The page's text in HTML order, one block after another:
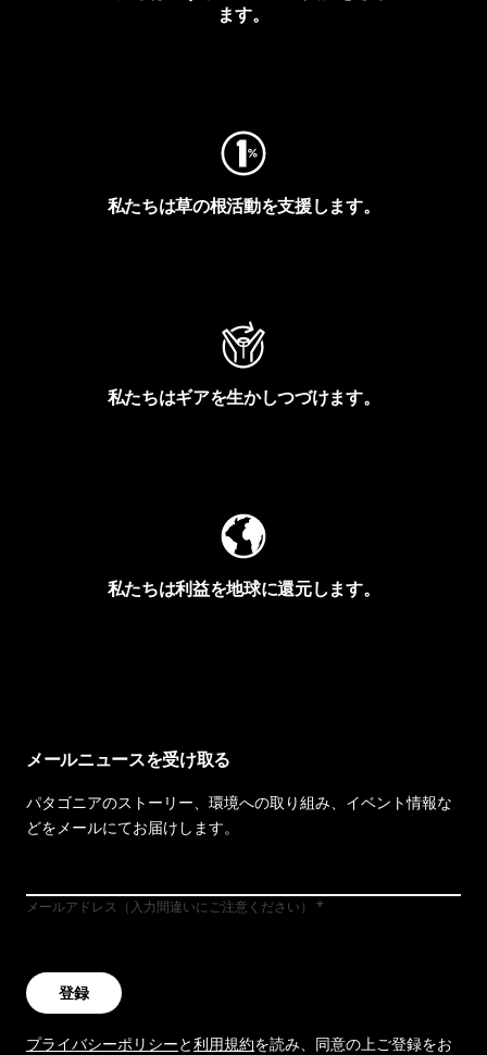
ます。
私たちは草の根活動を支援します。
私たちはギアを生かしつづけます。
私たちは利益を地球に還元します。
メールニュースを受け取る
パタゴニアのストーリー、環境への取り組み、イベント情報な
どをメールにてお届けします。
メールアドレス（入力間違いにご注意ください）
登録
プライバシーポリシーと利用規約を読み、同意の上ご登録をお